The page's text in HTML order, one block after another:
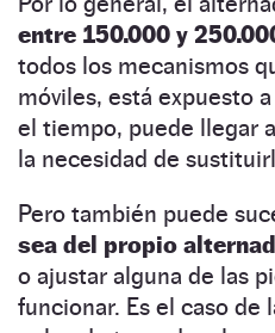
entre 150.000 y
todos los mecanismos
móviles, está expuesto
el tiempo, puede llegar
la necesidad de
Pero también puede
sea del propio
o ajustar alguna de las
funcionar. Es el caso de